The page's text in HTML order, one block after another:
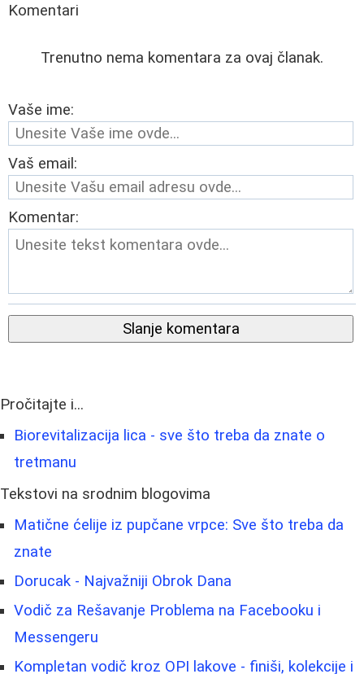
Komentari
Trenutno nema komentara za ovaj članak.
Vaše ime:
Vaš email:
Komentar:
Slanje komentara
Pročitajte i...
Biorevitalizacija lica - sve što treba da znate o
tretmanu
Tekstovi na srodnim blogovima
Matične ćelije iz pupčane vrpce: Sve što treba da
znate
Dorucak - Najvažniji Obrok Dana
Vodič za Rešavanje Problema na Facebooku i
Messengeru
Kompletan vodič kroz OPI lakove - finiši, kolekcije i